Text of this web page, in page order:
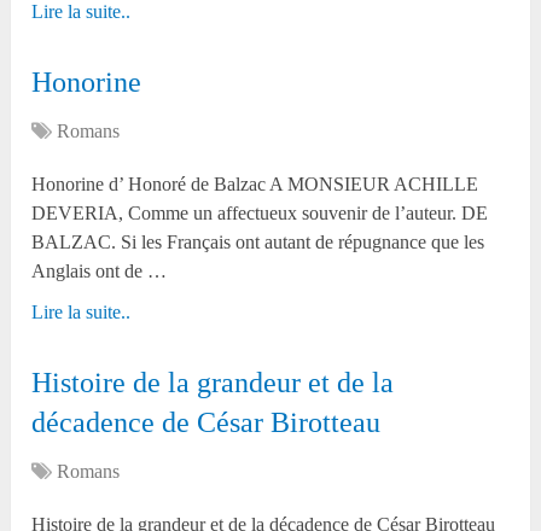
Lire la suite..
Honorine
Romans
Honorine d’ Honoré de Balzac A MONSIEUR ACHILLE
DEVERIA, Comme un affectueux souvenir de l’auteur. DE
BALZAC. Si les Français ont autant de répugnance que les
Anglais ont de …
Lire la suite..
Histoire de la grandeur et de la
décadence de César Birotteau
Romans
Histoire de la grandeur et de la décadence de César Birotteau